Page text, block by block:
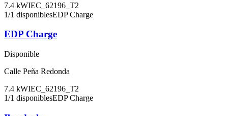
7.4 kWIEC_62196_T2
1/1 disponiblesEDP Charge
EDP Charge
Disponible
Calle Peña Redonda
7.4 kWIEC_62196_T2
1/1 disponiblesEDP Charge